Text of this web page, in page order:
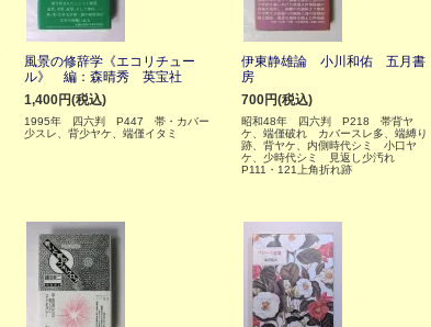
風景の修辞学《エコリチュー
ル》 編：森晴秀 英宝社
1,400円(税込)
1995年 四六判 P447 帯・カバー
少スレ、背少ヤケ、端僅イタミ
伊東静雄論 小川和佑 五月書
房
700円(税込)
昭和48年 四六判 P218 帯背ヤ
ケ、端僅破れ カバースレ多、端縛り
跡、背ヤケ、内側時代シミ 小口ヤ
ケ、少時代シミ 見返し少汚れ
P111・121上角折れ跡